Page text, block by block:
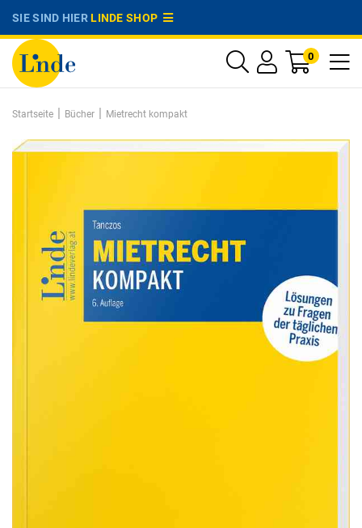
SIE SIND HIERLINDE SHOP
0
Startseite | Bücher | Mietrecht kompakt